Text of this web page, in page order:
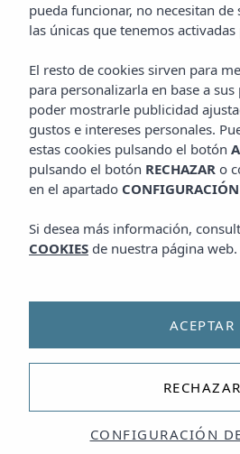
pueda funcionar, no necesitan
las únicas que tenemos
El resto de cookies sirven para
para personalizarla en base a
poder mostrarle publicidad
gustos e intereses personales.
estas cookies pulsando el botón
pulsando el botón RECHAZAR o
en el apartado
Si desea más información,
COOKIES de nuestra página web.
CONFIGURACIÓN
RECHAZAR
ACEPTAR